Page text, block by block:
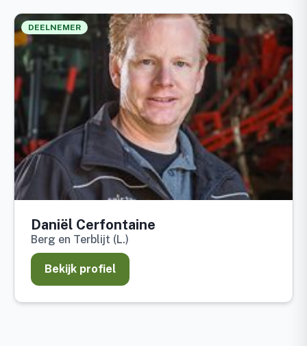
DEELNEMER
Daniël Cerfontaine
Berg en Terblijt (L.)
Bekijk profiel